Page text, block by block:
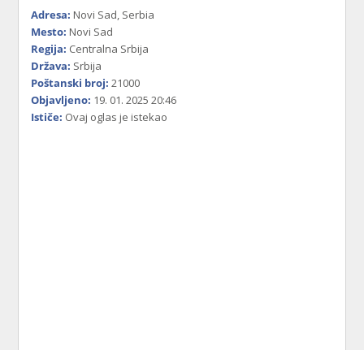
Adresa: Novi Sad, Serbia
Mesto: Novi Sad
Regija: Centralna Srbija
Država: Srbija
Poštanski broj: 21000
Objavljeno: 19. 01. 2025 20:46
Ističe: Ovaj oglas je istekao